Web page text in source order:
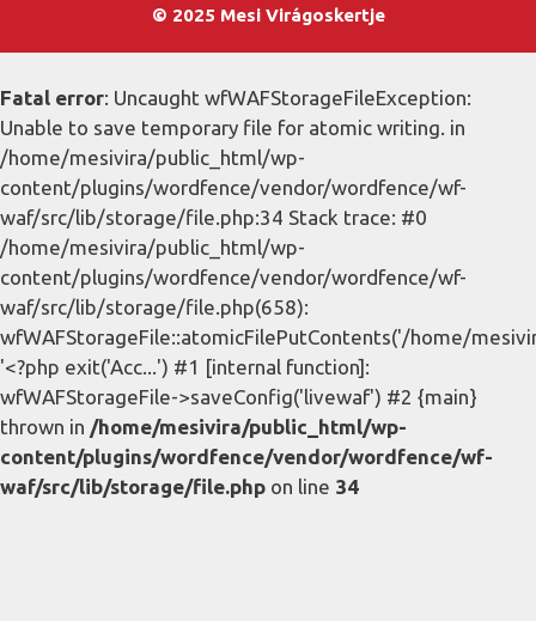
© 2025 Mesi Virágoskertje
Fatal error: Uncaught wfWAFStorageFileException:
Unable to save temporary file for atomic writing. in
/home/mesivira/public_html/wp-
content/plugins/wordfence/vendor/wordfence/wf-
waf/src/lib/storage/file.php:34 Stack trace: #0
/home/mesivira/public_html/wp-
content/plugins/wordfence/vendor/wordfence/wf-
waf/src/lib/storage/file.php(658):
wfWAFStorageFile::atomicFilePutContents('/home/
'<?php exit('Acc...') #1 [internal function]:
wfWAFStorageFile->saveConfig('livewaf') #2 {main}
thrown in /home/mesivira/public_html/wp-
content/plugins/wordfence/vendor/wordfence/wf-
waf/src/lib/storage/file.php on line 34